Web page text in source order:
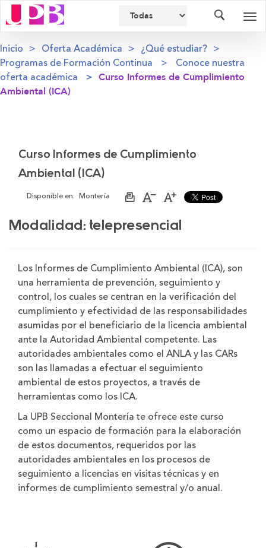
Inicio Oferta Académica
¿Qué estudiar?
Programas de Formación Continua
Conoce nuestra
oferta académica
Curso Informes de Cumplimiento
Ambiental (ICA)
Curso Informes de Cumplimiento
Ambiental (ICA)
Disponible en: Montería
ImprimirAumentar
de
Disminuir
de
Modalidad: telepresencial
Los Informes de Cumplimiento Ambiental (ICA), son
una herramienta de prevención, seguimiento y
control, los cuales se centran en la verificación del
cumplimiento y efectividad de las responsabilidades
asumidas por el beneficiario de la licencia ambiental
ante la Autoridad Ambiental competente. Las
autoridades ambientales como el ANLA y las CARs
son las llamadas a efectuar el seguimiento
ambiental de estos proyectos, a través de
herramientas como los ICA.
La UPB Seccional Montería te ofrece este curso
como un espacio de formación para la elaboración
de estos documentos, requeridos por las
autoridades ambientales en los procesos de
seguimiento a licencias en visitas técnicas y en
informes de cumplimiento semestral y/o anual.